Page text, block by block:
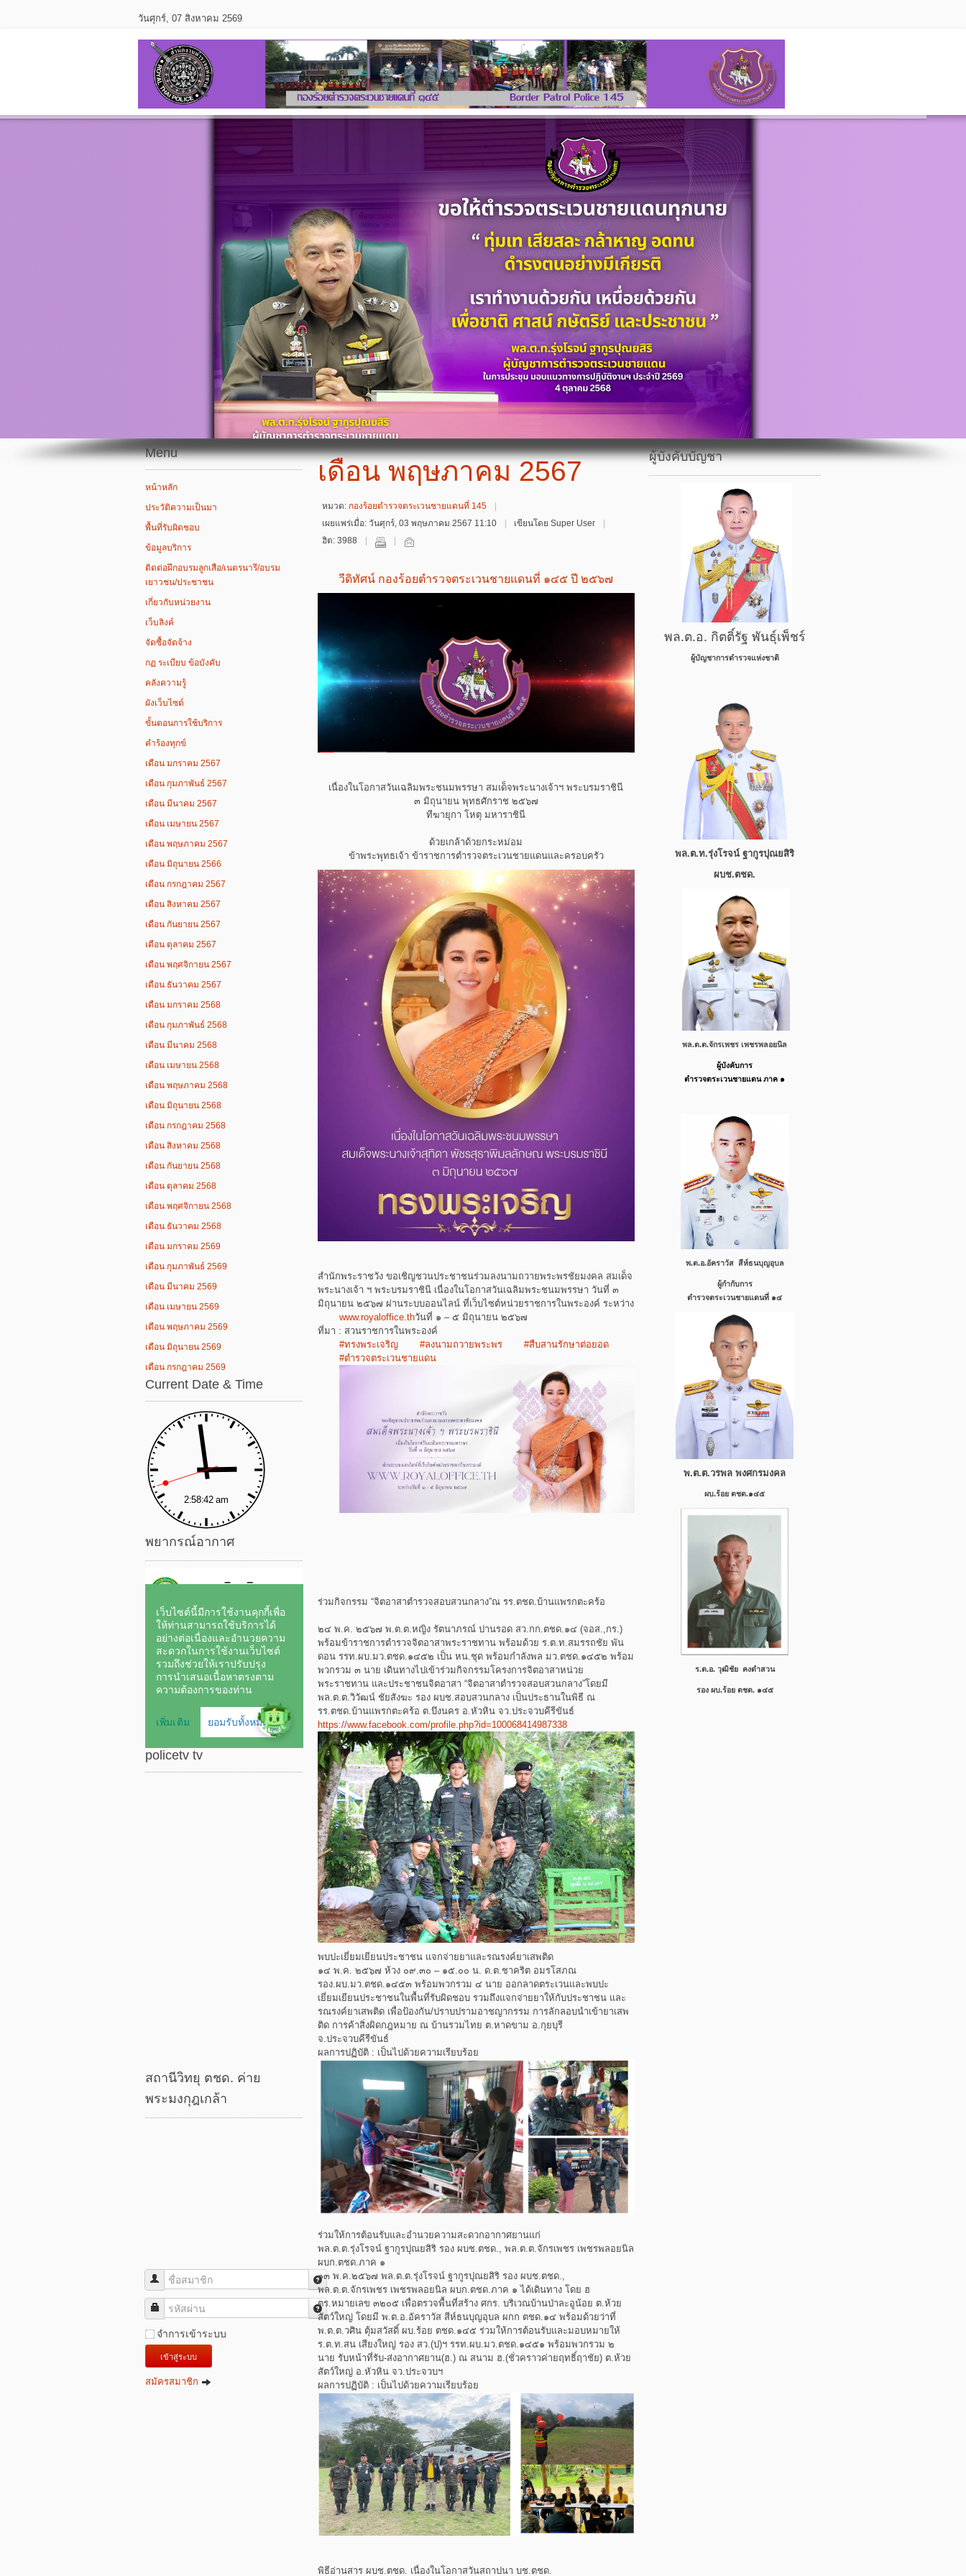
วันศุกร์, 07 สิงหาคม 2569
Menu
หน้าหลัก
ประวัติความเป็นมา
พื้นที่รับผิดชอบ
ข้อมูลบริการ
ติดต่อฝึกอบรมลูกเสือ/เนตรนารี/อบรม
เยาวชน/ประชาชน
เกี่ยวกับหน่วยงาน
เว็บลิงค์
จัดซื้อจัดจ้าง
กฏ ระเบียบ ข้อบังคับ
คลังความรู้
ผังเว็บไซต์
ขั้นตอนการใช้บริการ
คำร้องทุกข์
เดือน มกราคม 2567
เดือน กุมภาพันธ์ 2567
เดือน มีนาคม 2567
เดือน เมษายน 2567
เดือน พฤษภาคม 2567
เดือน มิถุนายน 2566
เดือน กรกฎาคม 2567
เดือน สิงหาคม 2567
เดือน กันยายน 2567
เดือน ตุลาคม 2567
เดือน พฤศจิกายน 2567
เดือน ธันวาคม 2567
เดือน มกราคม 2568
เดือน กุมภาพันธ์ 2568
เดือน มีนาคม 2568
เดือน เมษายน 2568
เดือน พฤษภาคม 2568
เดือน มิถุนายน 2568
เดือน กรกฎาคม 2568
เดือน สิงหาคม 2568
เดือน กันยายน 2568
เดือน ตุลาคม 2568
เดือน พฤศจิกายน 2568
เดือน ธันวาคม 2568
เดือน มกราคม 2569
เดือน กุมภาพันธ์ 2569
เดือน มีนาคม 2569
เดือน เมษายน 2569
เดือน พฤษภาคม 2569
เดือน มิถุนายน 2569
เดือน กรกฎาคม 2569
Current Date & Time
พยากรณ์อากาศ
policetv tv
สถานีวิทยุ ตชด. ค่าย
พระมงกุฎเกล้า
ชื่อสมาชิก
รหัสผ่าน
จำการเข้าระบบ
เข้าสู่ระบบ
สมัครสมาชิก
เดือน พฤษภาคม 2567
หมวด: กองร้อยตำรวจตระเวนชายแดนที่ 145
เผยแพร่เมื่อ: วันศุกร์, 03 พฤษภาคม 2567 11:10
เขียนโดย Super User
ฮิต: 3988
วีดิทัศน์ กองร้อยตำรวจตระเวนชายแดนที่ ๑๔๕ ปี ๒๕๖๗
เนื่องในโอกาสวันเฉลิมพระชนมพรรษา สมเด็จพระนางเจ้าฯ พระบรมราชินี
๓ มิถุนายน พุทธศักราช ๒๕๖๗
ทีฆายุกา โหตุ มหาราชินี
ด้วยเกล้าด้วยกระหม่อม
ข้าพระพุทธเจ้า ข้าราชการตำรวจตระเวนชายแดนและครอบครัว
สำนักพระราชวัง ขอเชิญชวนประชาชนร่วมลงนามถวายพระพรชัยมงคล สมเด็จ
พระนางเจ้า ฯ พระบรมราชินี เนื่องในโอกาสวันเฉลิมพระชนมพรรษา วันที่ ๓
มิถุนายน ๒๕๖๗ ผ่านระบบออนไลน์ ที่เว็บไซต์หน่วยราชการในพระองค์
www.royaloffice.th
ระหว่าง
วันที่ ๑ – ๕ มิถุนายน ๒๕๖๗
ที่มา : สวนราชการในพระองค์
#ทรงพระเจริญ
#ลงนามถวายพระพร
#สืบสานรักษาต่อยอด
#ตำรวจตระเวนชายแดน
ร่วมกิจกรรม “จิตอาสาตำรวจสอบสวนกลาง”ณ รร.ตชด.บ้านแพรกตะคร้อ
๒๔ พ.ค. ๒๕๖๗ พ.ต.ต.หญิง รัตนาภรณ์ ปานรอด สว.กก.ตชด.๑๔ (จอส.,กร.)
พร้อมข้าราชการตำรวจจิตอาสาพระราชทาน พร้อมด้วย ร.ต.ท.สมรรถชัย พัน
ดอน รรท.ผบ.มว.ตชด.๑๔๕๒ เป็น หน.ชุด พร้อมกำลังพล มว.ตชด.๑๔๕๒ พร้อม
พวกรวม ๓ นาย เดินทางไปเข้าร่วมกิจกรรมโครงการจิตอาสาหน่วย
พระราชทาน และประชาชนจิตอาสา “จิตอาสาตำรวจสอบสวนกลาง”โดยมี
พล.ต.ต.วิวัฒน์ ชัยสังฆะ รอง ผบช.สอบสวนกลาง เป็นประธานในพิธี ณ
รร.ตชด.บ้านแพรกตะคร้อ ต.บึงนคร อ.หัวหิน จว.ประจวบคีรีขันธ์
https://www.facebook.com/profile.php?id=100068414987338
พบปะเยี่ยมเยียนประชาชน แจกจ่ายยาและรณรงค์ยาเสพติด
๑๔ พ.ค. ๒๕๖๗ ห้วง ๐๙.๓๐ – ๑๕.๐๐ น. ด.ต.ชาคริต อมรโสภณ
รอง.ผบ.มว.ตชด.๑๔๕๓ พร้อมพวกรวม ๔ นาย ออกลาดตระเวนและพบปะ
เยี่ยมเยียนประชาชนในพื้นที่รับผิดชอบ รวมถึงแจกจ่ายยาให้กับประชาชน และ
รณรงค์ยาเสพติด เพื่อป้องกัน/ปราบปรามอาชญากรรม การลักลอบนำเข้ายาเสพ
ติด การค้าสิ่งผิดกฎหมาย ณ บ้านรวมไทย ต.หาดขาม อ.กุยบุรี
จ.ประจวบคีรีขันธ์
ผลการปฏิบัติ : เป็นไปด้วยความเรียบร้อย
ร่วมให้การต้อนรับและอำนวยความสะดวกอากาศยานแก่
พล.ต.ต.รุ่งโรจน์ ฐากูรปุณยสิริ รอง ผบช.ตชด., พล.ต.ต.จักรเพชร เพชรพลอยนิล
ผบก.ตชด.ภาค ๑
๑๓ พ.ค.๒๕๖๗ พล.ต.ต.รุ่งโรจน์ ฐากูรปุณยสิริ รอง ผบช.ตชด.,
พล.ต.ต.จักรเพชร เพชรพลอยนิล ผบก.ตชด.ภาค ๑ ได้เดินทาง โดย ฮ
ตร.หมายเลข ๓๒๐๕ เพื่อตรวจพื้นที่สร้าง ศกร. บริเวณบ้านป่าละอูน้อย ต.ห้วย
สัตว์ใหญ่ โดยมี พ.ต.อ.อัคราวัส สีห์ธนบุญอุบล ผกก ตชด.๑๔ พร้อมด้วยว่าที่
พ.ต.ต.วศิน ตุ้มสวัสดิ์ ผบ.ร้อย ตชด.๑๔๕ ร่วมให้การต้อนรับและมอบหมายให้
ร.ต.ท.สน เสียงใหญ่ รอง สว.(ป)ฯ รรท.ผบ.มว.ตชด.๑๔๕๑ พร้อมพวกรวม ๒
นาย รับหน้าที่รับ-ส่งอากาศยาน(ฮ.) ณ สนาม ฮ.(ชั่วคราวค่ายฤทธิ์ฤาชัย) ต.ห้วย
สัตว์ใหญ่ อ.หัวหิน จว.ประจวบฯ
ผลการปฏิบัติ : เป็นไปด้วยความเรียบร้อย
พิธีอ่านสาร ผบช.ตชด. เนื่องในโอกาสวันสถาปนา บช.ตชด.
ผู้บังคับบัญชา
พล.ต.อ. กิตติ์รัฐ พันธุ์เพ็ชร์
ผู้บัญชาการตำรวจแห่งชาติ
พล.ต.ท.รุ่งโรจน์ ฐากูรปุณยสิริ
ผบช.ตชด.
พล.ต.ต.จักรเพชร เพชรพลอยนิล
ผู้บังคับการ
ตำรวจตระเวนชายแดน ภาค ๑
พ.ต.อ.อัคราวัส สีห์ธน​บุญ​อุบล
ผู้กำกับการ
ตำรวจตระเวนชายแดนที่ ๑๔
พ.ต.ต.วรพล พงศกรมงคล
ผบ.ร้อย ตชด.๑๔๕
ร.ต.อ. วุฒิชัย คงดำสวน
รอง ผบ.ร้อย ตชด. ๑๔๕